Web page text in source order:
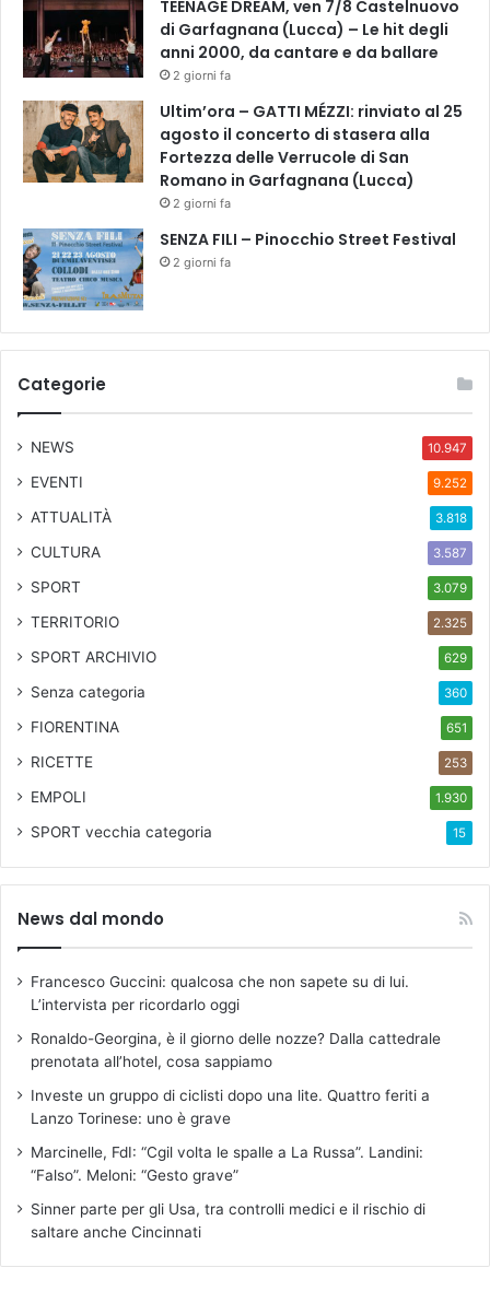
TEENAGE DREAM, ven 7/8 Castelnuovo
di Garfagnana (Lucca) – Le hit degli
anni 2000, da cantare e da ballare
2 giorni fa
Ultim’ora – GATTI MÉZZI: rinviato al 25
agosto il concerto di stasera alla
Fortezza delle Verrucole di San
Romano in Garfagnana (Lucca)
2 giorni fa
SENZA FILI – Pinocchio Street Festival
2 giorni fa
Categorie
NEWS 10.947
EVENTI 9.252
ATTUALITÀ 3.818
CULTURA 3.587
SPORT 3.079
TERRITORIO 2.325
SPORT ARCHIVIO 629
Senza categoria 360
FIORENTINA 651
RICETTE 253
EMPOLI 1.930
SPORT vecchia categoria 15
News dal mondo
Francesco Guccini: qualcosa che non sapete su di lui.
L’intervista per ricordarlo oggi
Ronaldo-Georgina, è il giorno delle nozze? Dalla cattedrale
prenotata all’hotel, cosa sappiamo
Investe un gruppo di ciclisti dopo una lite. Quattro feriti a
Lanzo Torinese: uno è grave
Marcinelle, FdI: “Cgil volta le spalle a La Russa”. Landini:
“Falso”. Meloni: “Gesto grave”
Sinner parte per gli Usa, tra controlli medici e il rischio di
saltare anche Cincinnati